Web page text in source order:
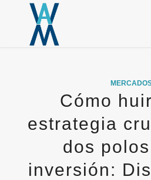
Cómo
estrategia
dos
inversión: